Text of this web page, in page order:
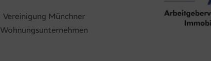
Vereinigung Münchner
Wohnungsunternehmen